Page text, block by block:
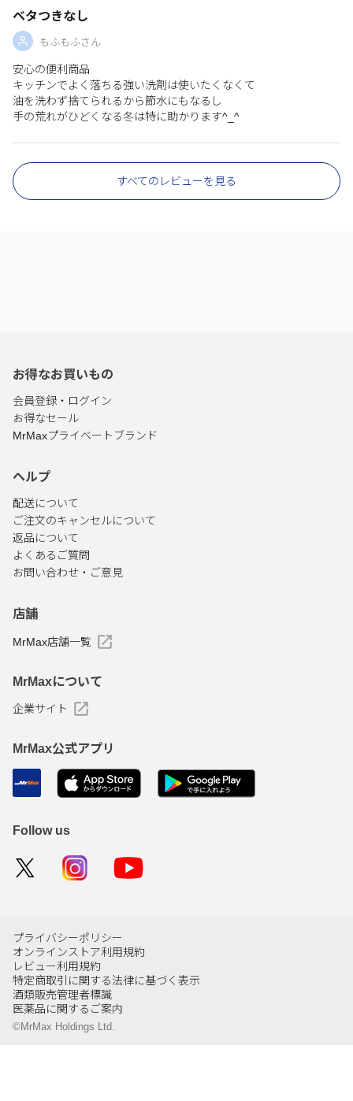
ベタつきなし
もふもふさん
安心の便利商品
キッチンでよく落ちる強い洗剤は使いたくなくて
油を洗わず捨てられるから節水にもなるし
手の荒れがひどくなる冬は特に助かります^_^
すべてのレビューを見る
お得なお買いもの
会員登録・ログイン
お得なセール
MrMaxプライベートブランド
ヘルプ
配送について
ご注文のキャンセルについて
返品について
よくあるご質問
お問い合わせ・ご意見
店舗
MrMax店舗一覧
MrMaxについて
企業サイト
MrMax公式アプリ
Follow us
プライバシーポリシー
オンラインストア利用規約
レビュー利用規約
特定商取引に関する法律に基づく表示
酒類販売管理者標識
医薬品に関するご案内
©MrMax Holdings Ltd.